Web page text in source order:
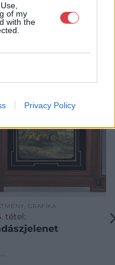
of my
with the
Privacy Policy
GRAFIKA
tétel: